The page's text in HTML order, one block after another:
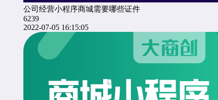
公司经营小程序商城需要哪些证件
6239
2022-07-05 16:15:05